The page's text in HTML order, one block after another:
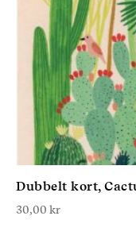
Dubbelt kort,
30,00 kr